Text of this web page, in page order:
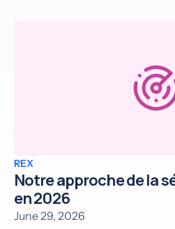
REX
Notre approche de la
en 2026
June 29, 2026